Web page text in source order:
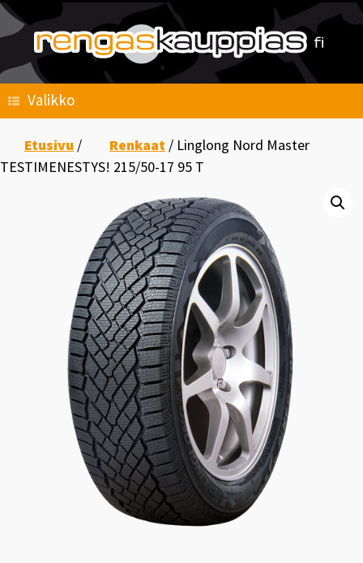
Skip
content
Valikko
Etusivu / Renkaat / Linglong Nord Master
TESTIMENESTYS! 215/50-17 95 T